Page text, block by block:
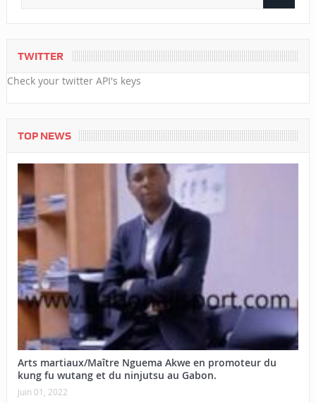
TWITTER
Check your twitter API's keys
TOP NEWS
Arts martiaux/Maître Nguema Akwe en promoteur du
kung fu wutang et du ninjutsu au Gabon.
juin 01, 2022